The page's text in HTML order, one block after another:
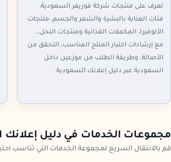
تعرف على منتجات شركة فوريفر السعودية:
فئات العناية بالبشرة والشعر والجسم، منتجات
الألوفيرا، المكملات الغذائية ومنتجات النحل…
مع إرشادات اختيار المنتج المناسب، التحقق من
الأصالة، وطريقة الطلب من موزعين داخل
السعودية عبر دليل إعلانك السعودية.
مجموعات الخدمات في دليل إعلانك
قم بالانتقال السريع لمجموعة الخدمات التي تناسب